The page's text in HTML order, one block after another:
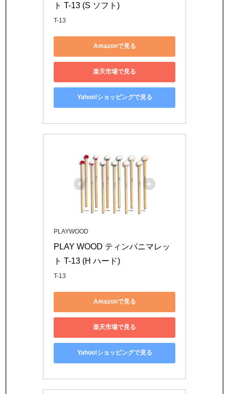
ト T-13 (S ソフト)
T-13
Amazonで見る
楽天市場で見る
Yahoo!ショッピングで見る
PLAYWOOD
PLAY WOOD ティンパニマレッ
ト T-13 (H ハード)
T-13
Amazonで見る
楽天市場で見る
Yahoo!ショッピングで見る